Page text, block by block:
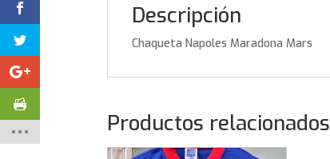
Descripción
Chaqueta Napoles Maradona Mars
Productos relacionados